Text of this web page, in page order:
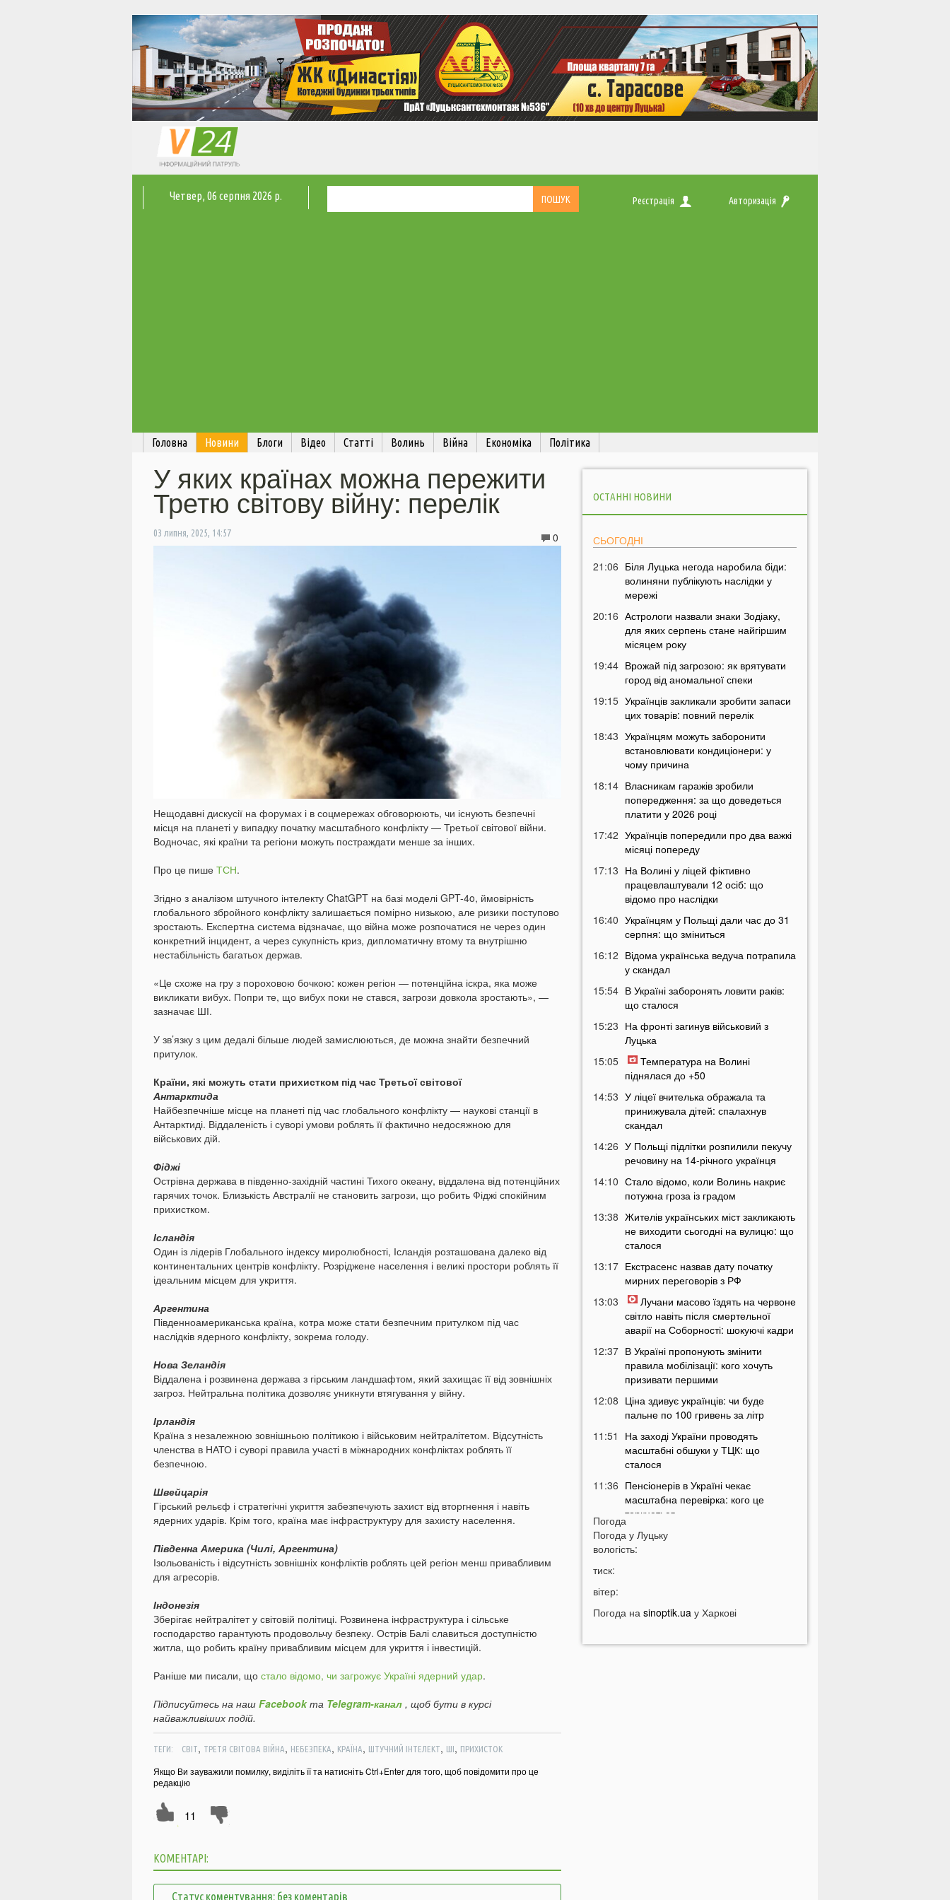
Четвер, 06 серпня 2026 р. Реєстрація Авторизація
Головна Новини Блоги Відео Статті Волинь Війна Економіка Політика
У яких країнах можна пережити
Третю світову війну: перелік
03 липня, 2025, 14:57 0
Нещодавні дискусії на форумах і в соцмережах обговорюють, чи існують безпечні
місця на планеті у випадку початку масштабного конфлікту — Третьої світової війни.
Водночас, які країни та регіони можуть постраждати менше за інших.
Про це пише ТСН.
Згідно з аналізом штучного інтелекту ChatGPT на базі моделі GPT-4o, ймовірність
глобального збройного конфлікту залишається помірно низькою, але ризики поступово
зростають. Експертна система відзначає, що війна може розпочатися не через один
конкретний інцидент, а через сукупність криз, дипломатичну втому та внутрішню
нестабільність багатьох держав.
«Це схоже на гру з пороховою бочкою: кожен регіон — потенційна іскра, яка може
викликати вибух. Попри те, що вибух поки не стався, загрози довкола зростають», —
зазначає ШІ.
У зв’язку з цим дедалі більше людей замислюються, де можна знайти безпечний
притулок.
Країни, які можуть стати прихистком під час Третьої світової
Антарктида
Найбезпечніше місце на планеті під час глобального конфлікту — наукові станції в
Антарктиді. Віддаленість і суворі умови роблять її фактично недосяжною для
військових дій.
Фіджі
Острівна держава в південно-західній частині Тихого океану, віддалена від потенційних
гарячих точок. Близькість Австралії не становить загрози, що робить Фіджі спокійним
прихистком.
Ісландія
Один із лідерів Глобального індексу миролюбності, Ісландія розташована далеко від
континентальних центрів конфлікту. Розріджене населення і великі простори роблять її
ідеальним місцем для укриття.
Аргентина
Південноамериканська країна, котра може стати безпечним притулком під час
наслідків ядерного конфлікту, зокрема голоду.
Нова Зеландія
Віддалена і розвинена держава з гірським ландшафтом, який захищає її від зовнішніх
загроз. Нейтральна політика дозволяє уникнути втягування у війну.
Ірландія
Країна з незалежною зовнішньою політикою і військовим нейтралітетом. Відсутність
членства в НАТО і суворі правила участі в міжнародних конфліктах роблять її
безпечною.
Швейцарія
Гірський рельєф і стратегічні укриття забезпечують захист від вторгнення і навіть
ядерних ударів. Крім того, країна має інфраструктуру для захисту населення.
Південна Америка (Чилі, Аргентина)
Ізольованість і відсутність зовнішніх конфліктів роблять цей регіон менш привабливим
для агресорів.
Індонезія
Зберігає нейтралітет у світовій політиці. Розвинена інфраструктура і сільське
господарство гарантують продовольчу безпеку. Острів Балі славиться доступністю
житла, що робить країну привабливим місцем для укриття і інвестицій.
Раніше ми писали, що стало відомо, чи загрожує Україні ядерний удар.
Підписуйтесь на наш Facebookта Telegram-канал , щоб бути в курсі
найважливіших подій.
ТЕГИ: СВІТ, ТРЕТЯ СВІТОВА ВІЙНА, НЕБЕЗПЕКА, КРАЇНА, ШТУЧНИЙ ІНТЕЛЕКТ, ШІ, ПРИХИСТОК
Якщо Ви зауважили помилку, виділіть її та натисніть Ctrl+Enter для того, щоб повідомити про це
редакцію
11
КОМЕНТАРІ:
Статус коментування: без коментарів
ОСТАННІ НОВИНИ
СЬОГОДНІ
21:06 Біля Луцька негода наробила біди:
волиняни публікують наслідки у
мережі
20:16 Астрологи назвали знаки Зодіаку,
для яких серпень стане найгіршим
місяцем року
19:44 Врожай під загрозою: як врятувати
город від аномальної спеки
19:15 Українців закликали зробити запаси
цих товарів: повний перелік
18:43 Українцям можуть заборонити
встановлювати кондиціонери: у
чому причина
18:14 Власникам гаражів зробили
попередження: за що доведеться
платити у 2026 році
17:42 Українців попередили про два важкі
місяці попереду
17:13 На Волині у ліцей фіктивно
працевлаштували 12 осіб: що
відомо про наслідки
16:40 Українцям у Польщі дали час до 31
серпня: що зміниться
16:12 Відома українська ведуча потрапила
у скандал
15:54 В Україні заборонять ловити раків:
що сталося
15:23 На фронті загинув військовий з
Луцька
15:05
Температура на Волині
піднялася до +50
14:53 У ліцеї вчителька ображала та
принижувала дітей: спалахнув
скандал
14:26 У Польщі підлітки розпилили пекучу
речовину на 14-річного українця
14:10 Стало відомо, коли Волинь накриє
потужна гроза із градом
13:38 Жителів українських міст закликають
не виходити сьогодні на вулицю: що
сталося
13:17 Екстрасенс назвав дату початку
мирних переговорів з РФ
13:03
Лучани масово їздять на червоне
світло навіть після смертельної
аварії на Соборності: шокуючі кадри
12:37 В Україні пропонують змінити
правила мобілізації: кого хочуть
призивати першими
12:08 Ціна здивує українців: чи буде
пальне по 100 гривень за літр
11:51
На заході України проводять
масштабні обшуки у ТЦК: що
сталося
11:36 Пенсіонерів в Україні чекає
масштабна перевірка: кого це
торкнеться
11:07 Україну накриє потужна магнітна
буря: названі небезпечні дати
10:50
«Смерть на дорозі не злякала
мажорів»: лучани продовжують
перегони
Погода
Погода у Луцьку
вологість:
тиск:
вітер:
Погода на sinoptik.uaу Харкові